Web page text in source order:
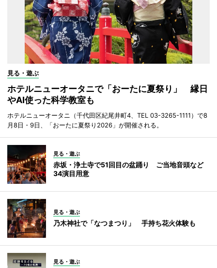
見る・遊ぶ
ホテルニューオータニで「おーたに夏祭り」 縁日
やAI使った科学教室も
ホテルニューオータニ（千代田区紀尾井町4、TEL 03-3265-1111）で8
月8日・9日、「おーたに夏祭り2026」が開催される。
見る・遊ぶ
赤坂・浄土寺で51回目の盆踊り ご当地音頭など
34演目用意
見る・遊ぶ
乃木神社で「なつまつり」 手持ち花火体験も
見る・遊ぶ